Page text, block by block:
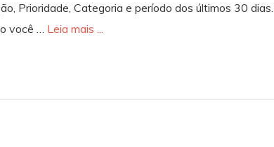
Prioridade, Categoria e período dos últimos 30 dias.
você … Leia mais ...